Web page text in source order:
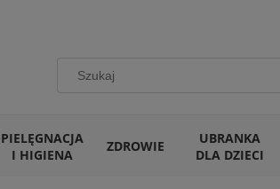
PIELĘGNACJA
I HIGIENA
ZDROWIE
UBRANKA
DLA DZIECI